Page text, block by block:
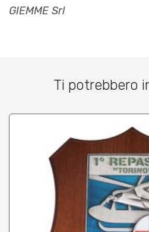
GIEMME Srl
Ti potrebbero